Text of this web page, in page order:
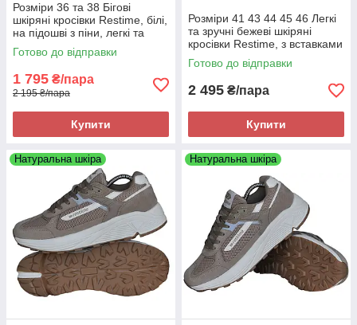
Розміри 36 та 38 Бігові
шкіряні кросівки Restime, білі,
на підошві з піни, легкі та
комфортні
Готово до відправки
1 795 ₴/пара
2 195 ₴/пара
Купити
Розміри 41 43 44 45 46 Легкі
та зручні бежеві шкіряні
кросівки Restime, з вставками
з сітки, літо осінь, на підошві з
піни
Готово до відправки
2 495 ₴/пара
Купити
Натуральна шкіра Натуральна шкіра